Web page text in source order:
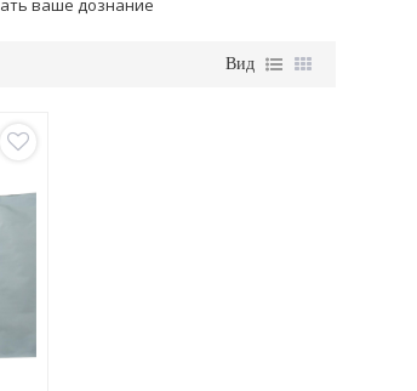
ваше дознание
Вид